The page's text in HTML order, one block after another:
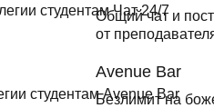
Общий чат и
от
Avenue Bar
Безлимит на